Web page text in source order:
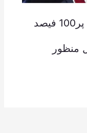
بھارت سمیت مختلف ممالک پر100 فیصد
منظور